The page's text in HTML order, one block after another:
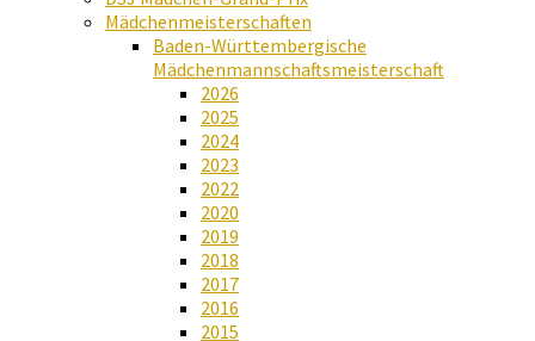
Mädchenmeisterschaften
Baden-Württembergische
Mädchenmannschaftsmeisterschaft
2026
2025
2024
2023
2022
2020
2019
2018
2017
2016
2015